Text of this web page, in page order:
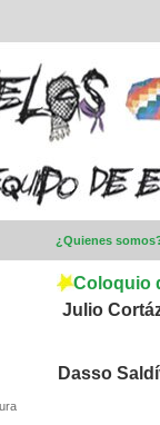
¿Quienes
Coloquio
Julio
Dasso